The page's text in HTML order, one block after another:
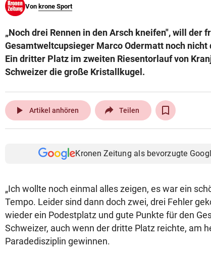
© Krone Multimedia GmbH & Co KG 2026
Von krone Sport
„Noch drei Rennen in den Arsch kneifen", will der
Gesamtweltcupsieger Marco Odermatt noch
Ein dritter Platz im zweiten Riesentorlauf von
Schweizer die große Kristallkugel.
play_arrow Artikel anhören Teilen
Kronen Zeitung als bevorzugte
„Ich wollte noch einmal alles zeigen, es war ein
Tempo. Leider sind dann doch zwei, drei Fehler
wieder ein Podestplatz und gute Punkte für den
Schweizer, auch wenn der dritte Platz reichte, am
Paradedisziplin gewinnen.